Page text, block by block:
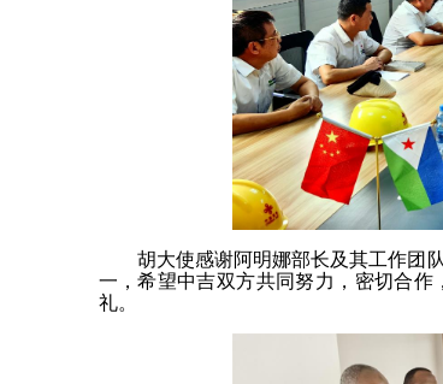
胡大使感谢阿明娜部长及其工作团
一，希望中吉双方共同努力，密切合
礼。